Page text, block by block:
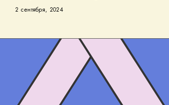
2 сентября, 2024